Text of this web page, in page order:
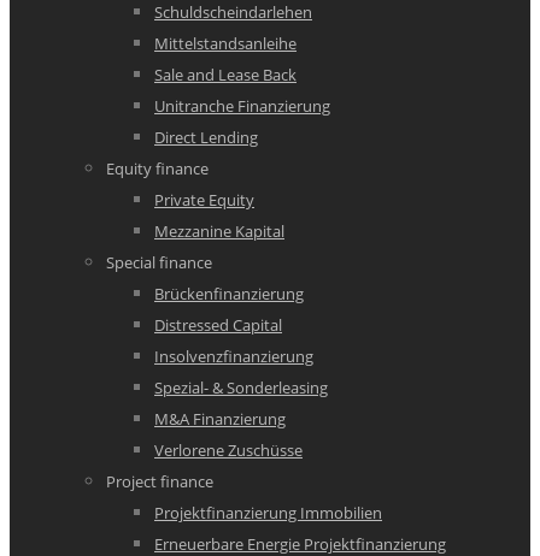
Schuldscheindarlehen
Mittelstandsanleihe
Sale and Lease Back
Unitranche Finanzierung
Direct Lending
Equity finance
Private Equity
Mezzanine Kapital
Special finance
Brückenfinanzierung
Distressed Capital
Insolvenzfinanzierung
Spezial- & Sonderleasing
M&A Finanzierung
Verlorene Zuschüsse
Project finance
Projektfinanzierung Immobilien
Erneuerbare Energie Projektfinanzierung